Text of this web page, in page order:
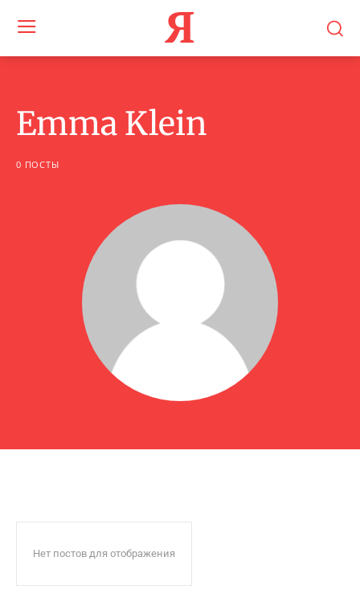
Я
Emma Klein
0 ПОСТЫ
Нет постов для отображения